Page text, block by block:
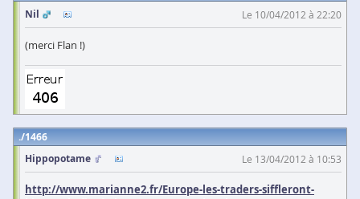
Nil
Le 10/04/2012 à 22:20
(merci Flan !)
1466
Hippopotame
Le 13/04/2012 à 10:53
http://www.marianne2.fr/Europe-les-traders-siffleront-